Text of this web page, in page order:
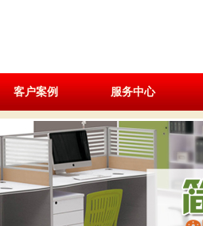
客户案例 服务中心